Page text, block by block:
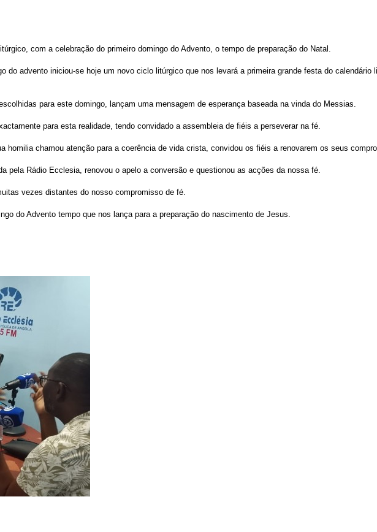
com a celebração do primeiro domingo do Advento, o tempo de preparação do Natal.
do advento iniciou-se hoje um novo ciclo litúrgico que nos levará a primeira grande festa do
para este domingo, lançam uma mensagem de esperança baseada na vinda do Messias.
para esta realidade, tendo convidado a assembleia de fiéis a perseverar na fé.
homilia chamou atenção para a coerência de vida crista, convidou os fiéis a renovarem os seus
pela Rádio Ecclesia, renovou o apelo a conversão e questionou as acções da nossa fé.
vezes distantes do nosso compromisso de fé.
do Advento tempo que nos lança para a preparação do nascimento de Jesus.